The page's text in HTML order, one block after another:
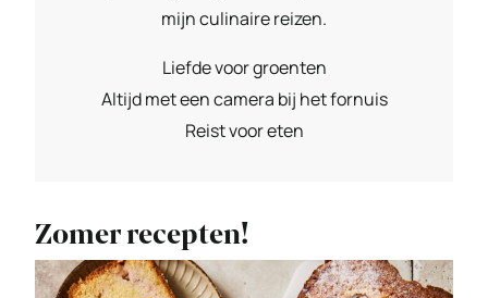
mijn culinaire reizen.
Liefde voor groenten
Altijd met een camera bij het fornuis
Reist voor eten
Zomer recepten!